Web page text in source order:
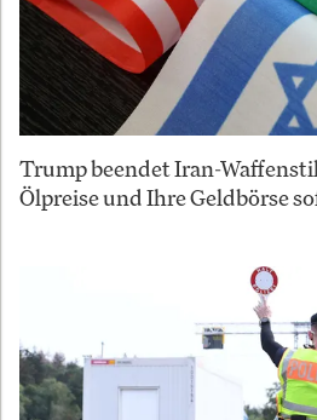
Trump beendet Iran-
Ölpreise und Ihre Geldbörse